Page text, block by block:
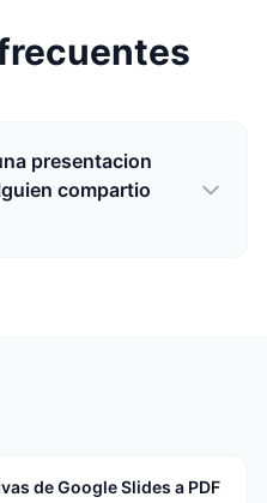
presentacion
compartio
de Google Slides a PDF